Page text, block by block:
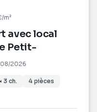
/m²
avec local
Petit-
2026
3 ch. 4 pièces